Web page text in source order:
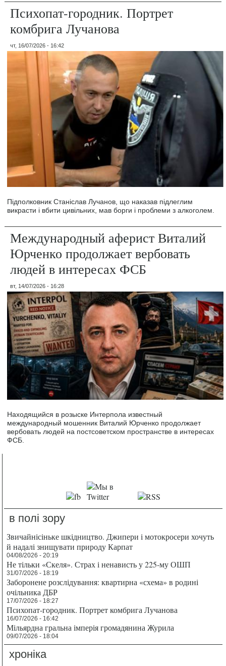
Психопат-городник. Портрет
комбрига Лучанова
чт, 16/07/2026 - 16:42
Підполковник Станіслав Лучанов, що наказав підлеглим
викрасти і вбити цивільних, мав борги і проблеми з алкоголем.
Международный аферист Виталий
Юрченко продолжает вербовать
людей в интересах ФСБ
вт, 14/07/2026 - 16:28
Находящийся в розыске Интерпола известный
международный мошенник Виталий Юрченко продолжает
вербовать людей на постсоветском пространстве в интересах
ФСБ.
в полі зору
Звичайнісіньке шкідництво. Джипери і мотокросери хочуть
й надалі знищувати природу Карпат
04/08/2026 - 20:19
Не тільки «Скеля». Страх і ненависть у 225-му ОШП
31/07/2026 - 18:19
Заборонене розслідування: квартирна «схема» в родині
очільника ДБР
17/07/2026 - 18:27
Психопат-городник. Портрет комбрига Лучанова
16/07/2026 - 16:42
Мільярдна гральна імперія громадянина Журила
09/07/2026 - 18:04
хроніка